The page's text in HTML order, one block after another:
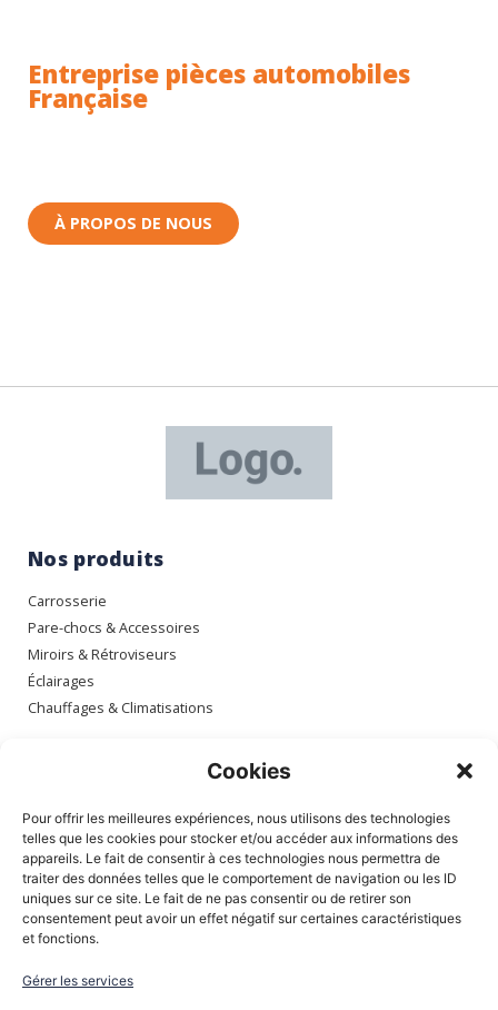
Cookies
Pour offrir les meilleures expériences, nous utilisons des technologies
telles que les cookies pour stocker et/ou accéder aux informations des
appareils. Le fait de consentir à ces technologies nous permettra de
traiter des données telles que le comportement de navigation ou les ID
uniques sur ce site. Le fait de ne pas consentir ou de retirer son
consentement peut avoir un effet négatif sur certaines caractéristiques
et fonctions.
Gérer les services
Entreprise pièces automobiles
Française
À PROPOS DE NOUS
Nos produits
Carrosserie
Pare-chocs & Accessoires
Miroirs & Rétroviseurs
Éclairages
Chauffages & Climatisations
Mes commandes
Mes adresses
Mon panier
Informations
À Propos de nous